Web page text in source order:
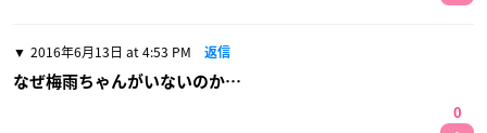
2016年6月13日 at 4:53 PM 返信
なぜ梅雨ちゃんがいないのか…
0